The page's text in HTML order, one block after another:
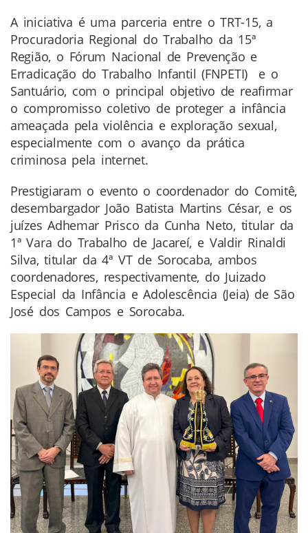
A iniciativa é uma parceria entre o TRT-15, a
Procuradoria Regional do Trabalho da 15ª
Região, o Fórum Nacional de Prevenção e
Erradicação do Trabalho Infantil (FNPETI) e o
Santuário, com o principal objetivo de reafirmar
o compromisso coletivo de proteger a infância
ameaçada pela violência e exploração sexual,
especialmente com o avanço da prática
criminosa pela internet.
Prestigiaram o evento o coordenador do Comitê,
desembargador João Batista Martins César, e os
juízes Adhemar Prisco da Cunha Neto, titular da
1ª Vara do Trabalho de Jacareí, e Valdir Rinaldi
Silva, titular da 4ª VT de Sorocaba, ambos
coordenadores, respectivamente, do Juizado
Especial da Infância e Adolescência (Jeia) de São
José dos Campos e Sorocaba.